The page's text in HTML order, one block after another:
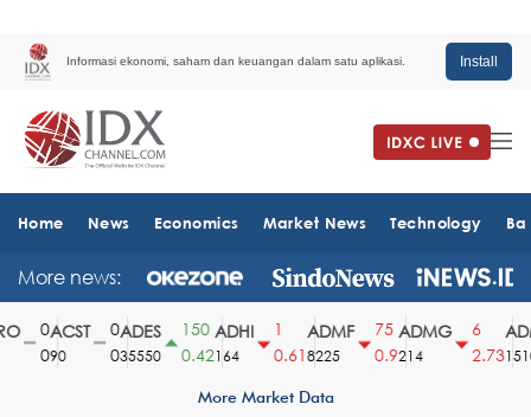
Informasi ekonomi, saham dan keuangan dalam satu aplikasi. Install
Home News Economics Market News Technology
More news:
ACST
90
ADES
35550
150
0.42
ADHI
164
0.61
ADMF
8225
0.9
ADMG
214
2.731510
More Market Data